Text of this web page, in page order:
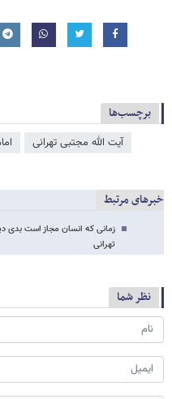
برچسب‌ها
آیت الله مجتبی تهرانی
خبرهای مرتبط
زمانی که انسان مجاز است بدی
تهرانی
نظر شما